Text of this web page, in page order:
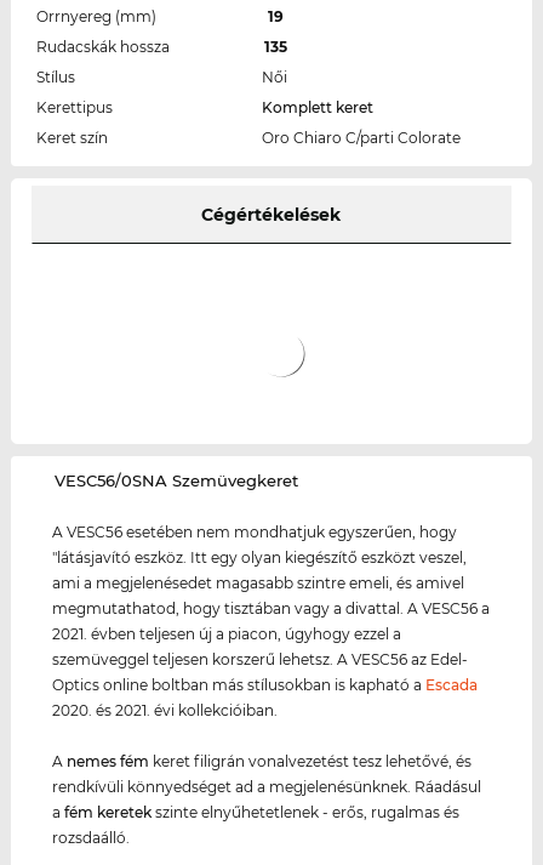
Orrnyereg (mm)
19
Rudacskák hossza
135
Stílus
Női
Kerettipus
Komplett keret
Keret szín
Oro Chiaro C/parti Colorate
Cégértékelések
‌VESC56/0SNA Szemüvegkeret
A VESC56 esetében nem mondhatjuk egyszerűen, hogy
"látásjavító eszköz. Itt egy olyan kiegészítő eszközt veszel,
ami a megjelenésedet magasabb szintre emeli, és amivel
megmutathatod, hogy tisztában vagy a divattal. A VESC56 a
2021. évben teljesen új a piacon, úgyhogy ezzel a
szemüveggel teljesen korszerű lehetsz. A VESC56 az Edel-
Optics online boltban más stílusokban is kapható a Escada
2020. és 2021. évi kollekcióiban.
A nemes fém keret filigrán vonalvezetést tesz lehetővé, és
rendkívüli könnyedséget ad a megjelenésünknek. Ráadásul
afém keretek szinte elnyűhetetlenek - erős, rugalmas és
rozsdaálló.